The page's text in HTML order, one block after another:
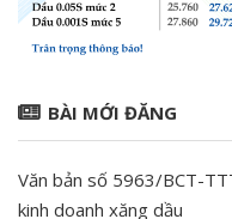
BÀI MỚI ĐĂNG
Văn bản số 5963/BCT-
kinh doanh xăng dầu